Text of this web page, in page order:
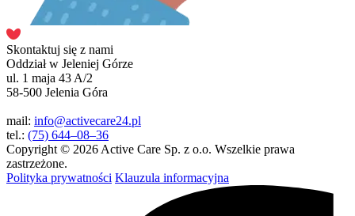
Skontaktuj się z nami
Oddział w Jeleniej Górze
ul. 1 maja 43 A/2
58-500 Jelenia Góra
mail: info@activecare24.pl
tel.: (75) 644–08–36
Copyright © 2026 Active Care Sp. z o.o. Wszelkie prawa
zastrzeżone.
Polityka prywatności Klauzula informacyjna